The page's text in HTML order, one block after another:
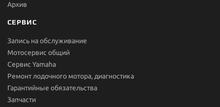
Архив
СЕРВИС
Запись на обслуживание
Мотосервис общий
Сервис Yamaha
Ремонт лодочного мотора, диагностика
Гарантийные обязательства
Запчасти